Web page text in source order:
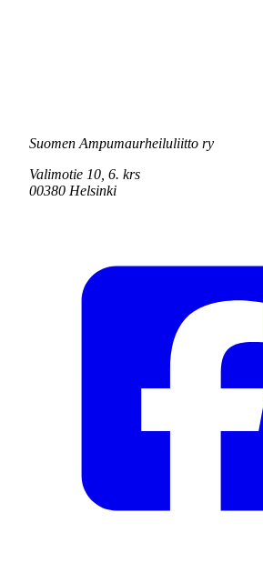
Suomen Ampumaurheiluliitto ry
Valimotie 10, 6. krs
00380 Helsinki